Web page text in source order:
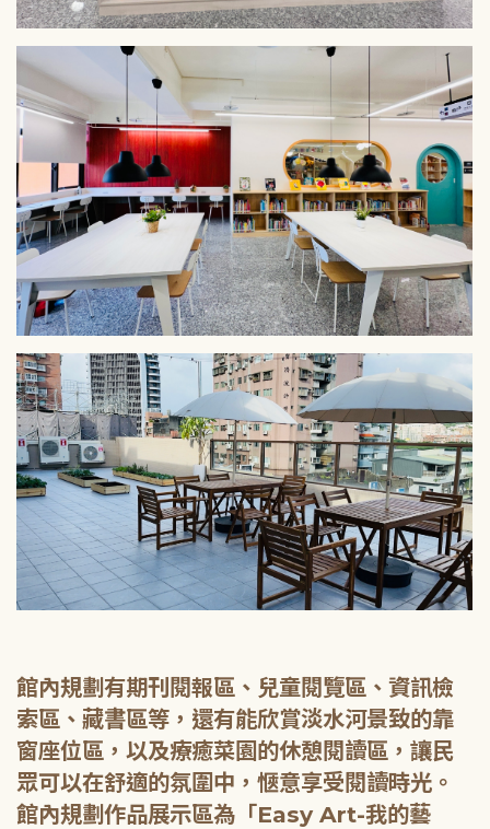
館內規劃有期刊閱報區、兒童閱覽區、資訊檢
索區、藏書區等，還有能欣賞淡水河景致的靠
窗座位區，以及療癒菜園的休憩閱讀區，讓民
眾可以在舒適的氛圍中，愜意享受閱讀時光。
館內規劃作品展示區為「Easy Art-我的藝